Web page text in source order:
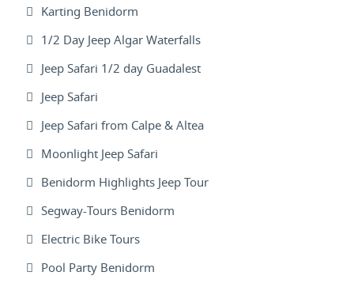
Karting Benidorm
1/2 Day Jeep Algar Waterfalls
Jeep Safari 1/2 day Guadalest
Jeep Safari
Jeep Safari from Calpe & Altea
Moonlight Jeep Safari
Benidorm Highlights Jeep Tour
Segway-Tours Benidorm
Electric Bike Tours
Pool Party Benidorm